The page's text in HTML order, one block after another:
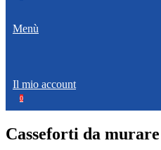
Menù
Il mio account
0
Casseforti da murare